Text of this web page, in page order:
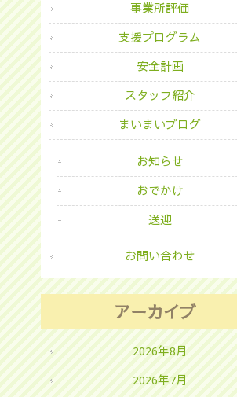
事業所評価
支援プログラム
安全計画
スタッフ紹介
まいまいブログ
お知らせ
おでかけ
送迎
お問い合わせ
アーカイブ
2026年8月
2026年7月